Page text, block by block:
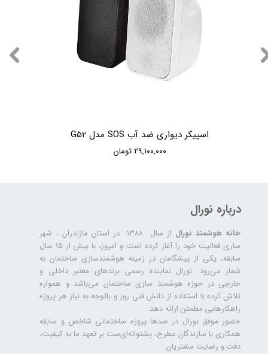
اسپیکر دیواری ضد آب SOS مدل G52
۲۹,۱۰۰,۰۰۰ تومان
درباره نورال
خانه هوشمند نورال
از سال ۱۳۸۸ در استان مازندران ، شهر
ساری فعالیت خود را آغاز کرده است و امروز، با بیش از ۱۵ سال
سابقه، یکی از پیشگامان در زمینه هوشمندسازی ساختمان به
شمار می‌رود. نورال نماینده رسمی برندهای معتبر داخلی و
خارجی در حوزه هوشمند سازی ساختمان می‌باشد و همواره
تلاش کرده با استفاده از دانش فنی روز و باتوجه به نیاز هر پروژه
راهکارهایی مطمئن ارائه دهد.
حضور موفق نورال در صدها پروژه‌ ساختمانی شاخص و سابقه
همکاری با سازندگان مطرح، پشتوانه‌ای‌ست بر تعهد ما به کیفیت،
دقت و رضایت مشتریان.